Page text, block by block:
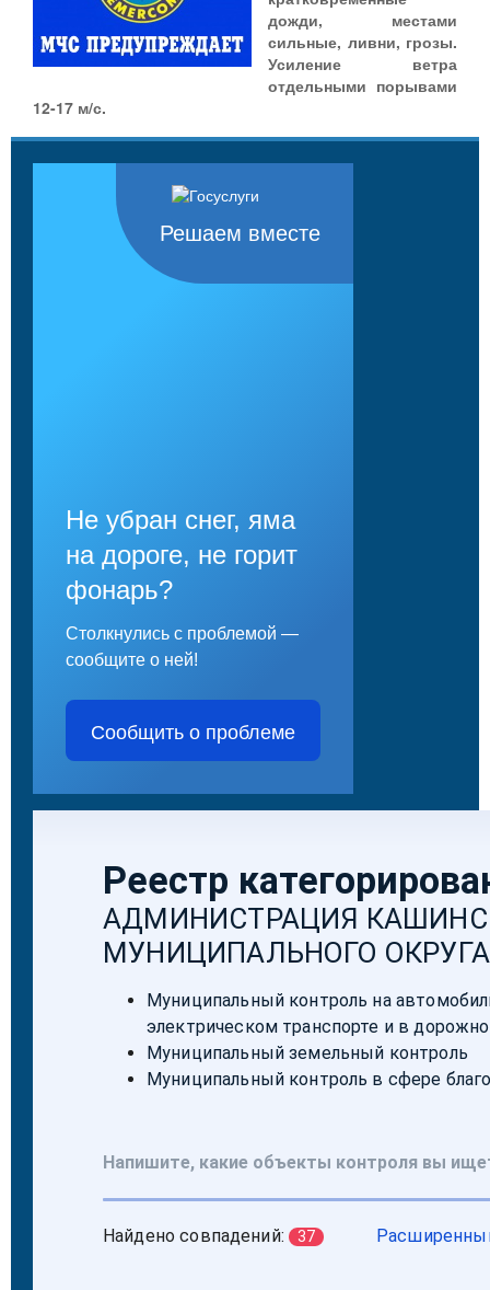
дожди, местами
сильные, ливни, грозы.
Усиление ветра
отдельными порывами
12-17 м/с.
Решаем вместе
Не убран снег, яма
на дороге, не горит
фонарь?
Столкнулись с проблемой —
сообщите о ней!
Сообщить о проблеме